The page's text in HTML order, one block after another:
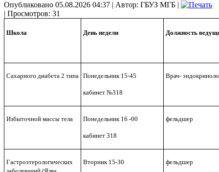
Опубликовано 05.08.2026 04:37 | Автор: ГБУЗ МГБ |
| Просмотров: 31
Школа День недели Должность
Сахарного диабета 2 типа Понедельник 15-45
кабинет №318
Врач-
Избыточной массы тела Понедельник 16 -00
кабинет 318
фельдшер
Гастроэтерологических
Вторник 15-30 фельдшер